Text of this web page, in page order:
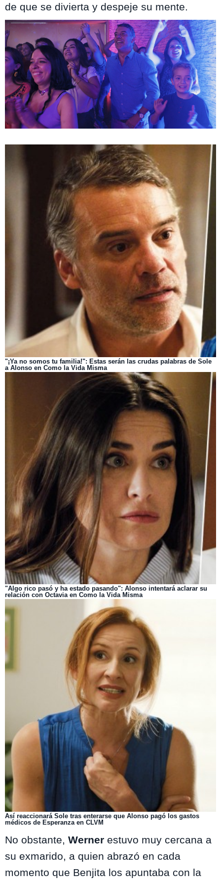
de que se divierta y despeje su mente.
"¡Ya no somos tu familia!": Estas serán las crudas palabras de Sole
a Alonso en Como la Vida Misma
"Algo rico pasó y ha estado pasando": Alonso intentará aclarar su
relación con Octavia en Como la Vida Misma
Así reaccionará Sole tras enterarse que Alonso pagó los gastos
médicos de Esperanza en CLVM
No obstante, Werner estuvo muy cercana a
su exmarido, a quien abrazó en cada
momento que Benjita los apuntaba con la